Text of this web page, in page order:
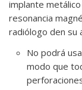
implante
resonancia
radiólogo den su
No podrá
modo que